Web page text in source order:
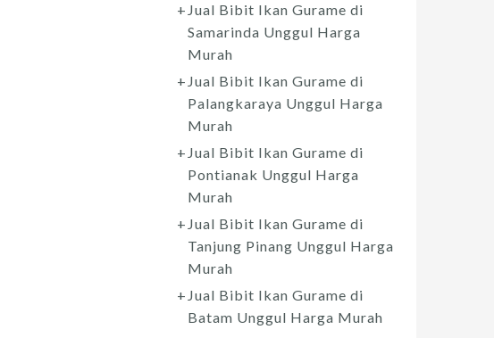
Jual Bibit Ikan Gurame di
Samarinda Unggul Harga
Murah
Jual Bibit Ikan Gurame di
Palangkaraya Unggul Harga
Murah
Jual Bibit Ikan Gurame di
Pontianak Unggul Harga
Murah
Jual Bibit Ikan Gurame di
Tanjung Pinang Unggul Harga
Murah
Jual Bibit Ikan Gurame di
Batam Unggul Harga Murah